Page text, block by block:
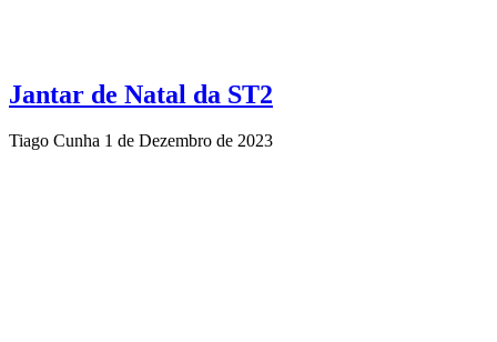
Jantar de Natal da ST2
Tiago Cunha 1 de Dezembro de 2023